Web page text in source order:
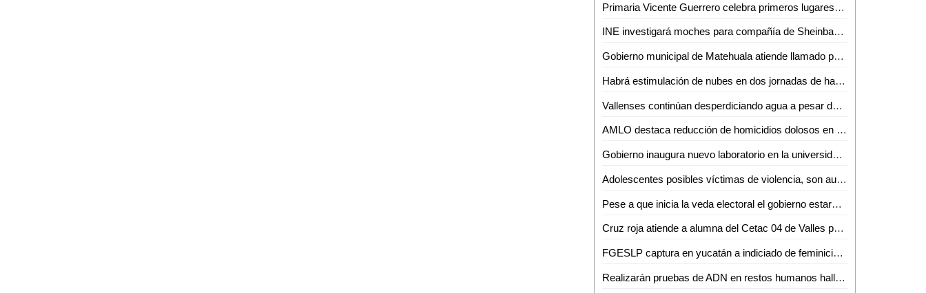
Primaria Vicente Guerrero celebra primeros lugares en concurso de Himno Nacional y Torneo de Fútbol
INE investigará moches para compañía de Sheinbaum a raíz de denuncia de Álvarez Máynez
Gobierno municipal de Matehuala atiende llamado para retirar basura acumulada en una vivienda
Habrá estimulación de nubes en dos jornadas de hasta 3 meses en la Huasteca Potosina
Vallenses continúan desperdiciando agua a pesar de la sequía en la región
AMLO destaca reducción de homicidios dolosos en San Luis Potosí
Gobierno inaugura nuevo laboratorio en la universidad politécnica
Adolescentes posibles víctimas de violencia, son auxiliadas por Guardia Civil estatal
Pese a que inicia la veda electoral el gobierno estará trabajando: Ricardo Gallardo
Cruz roja atiende a alumna del Cetac 04 de Valles por dificultades respiratorias
FGESLP captura en yucatán a indiciado de feminicidio en Rioverde
Realizarán pruebas de ADN en restos humanos hallados en Laguna del Mante